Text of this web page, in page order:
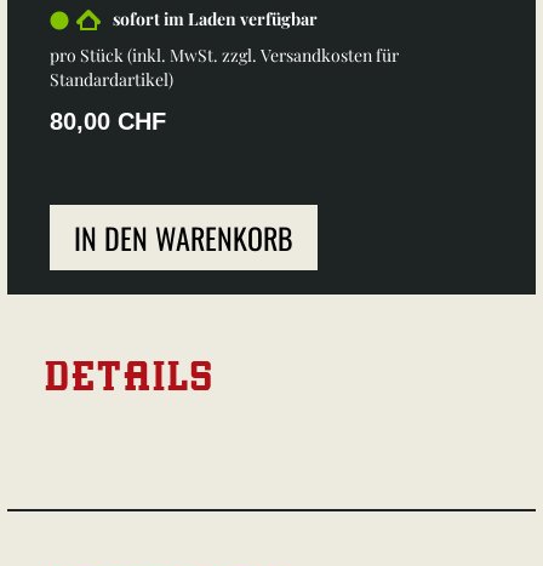
sofort im Laden verfügbar
pro Stück (inkl. MwSt. zzgl. Versandkosten für
Standardartikel)
80,00 CHF
IN DEN WARENKORB
DETAILS